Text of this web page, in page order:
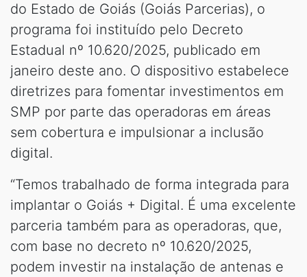
do Estado de Goiás (Goiás Parcerias), o
programa foi instituído pelo Decreto
Estadual nº 10.620/2025, publicado em
janeiro deste ano. O dispositivo estabelece
diretrizes para fomentar investimentos em
SMP por parte das operadoras em áreas
sem cobertura e impulsionar a inclusão
digital.
“Temos trabalhado de forma integrada para
implantar o Goiás + Digital. É uma excelente
parceria também para as operadoras, que,
com base no decreto nº 10.620/2025,
podem investir na instalação de antenas e